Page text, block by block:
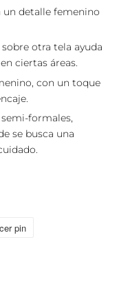
un detalle femenino
otra tela ayuda
ciertas áreas.
con un toque
formales,
se busca una
pin